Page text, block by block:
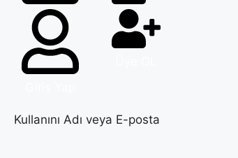
Kullanını Adı veya E-posta